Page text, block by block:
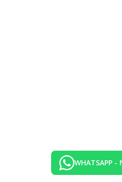
nápojů místní výroby
WHATSAPP -